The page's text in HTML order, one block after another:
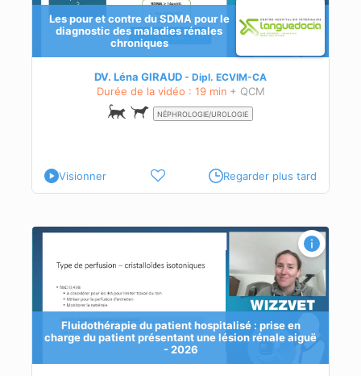
Les pour et contre du SDMA pour le
diagnostic des maladies rénales
chroniques
DV. Léna GIRAUD Dipl. ECVIM-CA
Durée de la vidéo : 19 min + QCM
NÉPHROLOGIE/UROLOGIE
Visionner Regarder plus tard
Fluidothérapie du patient hospitalisé : prise en
charge du patient présentant une lésion rénale aiguë
- 2026